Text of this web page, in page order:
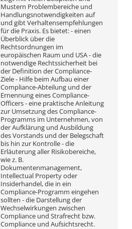
Mustern Problembereiche und
Handlungsnotwendigkeiten auf
und gibt Verhaltensempfehlungen
für die Praxis. Es bietet: - einen
Überblick über die
Rechtsordnungen im
europäischen Raum und USA - die
notwendige Rechtssicherheit bei
der Definition der Compliance-
Ziele - Hilfe beim Aufbau einer
Compliance-Abteilung und der
Ernennung eines Compliance-
Officers - eine praktische Anleitung
zur Umsetzung des Compliance-
Programms im Unternehmen, von
der Aufklärung und Ausbildung
des Vorstands und der Belegschaft
bis hin zur Kontrolle - die
Erläuterung aller Risikobereiche,
wie z. B.
Dokumentenmanagement,
Intellectual Property oder
Insiderhandel, die in ein
Compliance-Programm eingehen
sollten - die Darstellung der
Wechselwirkungen zwischen
Compliance und Strafrecht bzw.
Compliance und Aufsichtsrecht.